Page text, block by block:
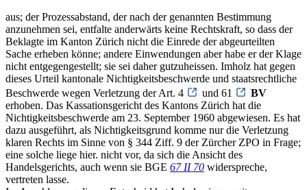
aus; der Prozessabstand, der nach der genannten Bestimmung
anzunehmen sei, entfalte anderwärts keine Rechtskraft, so dass der
Beklagte im Kanton Zürich nicht die Einrede der abgeurteilten
Sache erheben könne; andere Einwendungen aber habe er der Klage
nicht entgegengestellt; sie sei daher gutzuheissen. Imholz hat gegen
dieses Urteil kantonale Nichtigkeitsbeschwerde und staatsrechtliche
Beschwerde wegen Verletzung der Art. 4
und 61
BV
erhoben. Das Kassationsgericht des Kantons Zürich hat die
Nichtigkeitsbeschwerde am 23. September 1960 abgewiesen. Es hat
dazu ausgeführt, als Nichtigkeitsgrund komme nur die Verletzung
klaren Rechts im Sinne von § 344 Ziff. 9 der Zürcher ZPO in Frage;
eine solche liege hier. nicht vor, da sich die Ansicht des
Handelsgerichts, auch wenn sie BGE 67 II 70 widerspreche,
vertreten lasse.